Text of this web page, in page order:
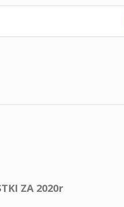
ZA 2020r